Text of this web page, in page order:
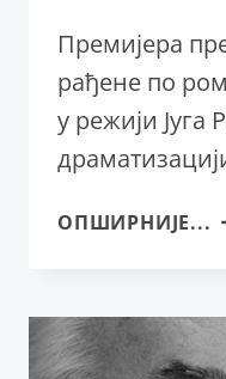
Премијера
рађене по
у режији Југа
ОПШИРНИЈЕ...